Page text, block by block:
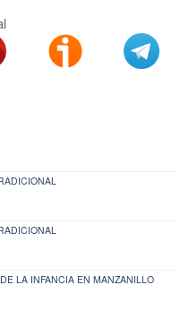
LA INFANCIA EN MANZANILLO